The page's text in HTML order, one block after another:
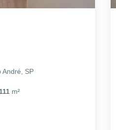
André, SP
111 m²